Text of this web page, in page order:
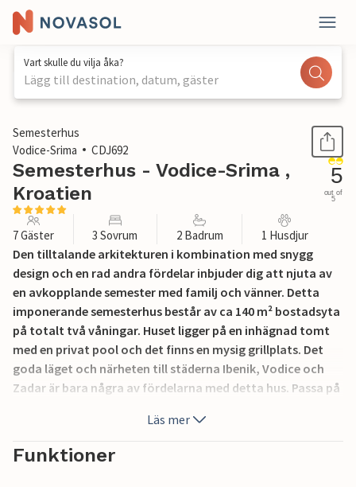
Vart skulle du vilja åka?
Lägg till destination, datum, gäster
1 / 32
Semesterhus
Vodice-Srima
CDJ692
Semesterhus - Vodice-Srima ,
Kroatien
5
out of
5
7 Gäster 3 Sovrum 2 Badrum 1 Husdjur
Den tilltalande arkitekturen i kombination med snygg
design och en rad andra fördelar inbjuder dig att njuta av
en avkopplande semester med familj och vänner. Detta
imponerande semesterhus består av ca 140 m² bostadsyta
på totalt två våningar. Huset ligger på en inhägnad tomt
med en privat pool och det finns en mysig grillplats. Det
goda läget och närheten till städerna Ibenik, Vodice och
Zadar är bara några av fördelarna med detta hus. Passa på
sina sju vattenfall, Paklenica, som är särskilt populär bland
vandrare, och Adriatiska havets pärlor, Kornatiöarna, där
du kan besöka den hisnande övärlden på en båttur.
Läs mer
Funktioner